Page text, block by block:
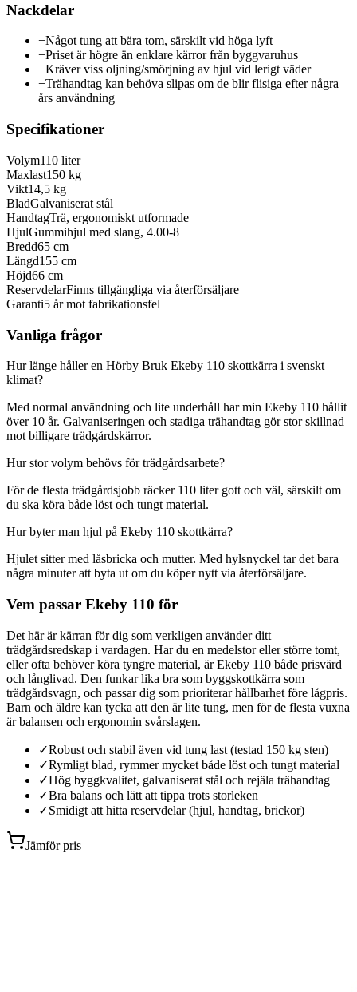
Nackdelar
−Något tung att bära tom, särskilt vid höga lyft
−Priset är högre än enklare kärror från byggvaruhus
−Kräver viss oljning/smörjning av hjul vid lerigt väder
−Trähandtag kan behöva slipas om de blir flisiga efter några
års användning
Specifikationer
Volym110 liter
Maxlast150 kg
Vikt14,5 kg
BladGalvaniserat stål
HandtagTrä, ergonomiskt utformade
HjulGummihjul med slang, 4.00-8
Bredd65 cm
Längd155 cm
Höjd66 cm
ReservdelarFinns tillgängliga via återförsäljare
Garanti5 år mot fabrikationsfel
Vanliga frågor
Hur länge håller en Hörby Bruk Ekeby 110 skottkärra i svenskt
klimat?
Med normal användning och lite underhåll har min Ekeby 110 hållit
över 10 år. Galvaniseringen och stadiga trähandtag gör stor skillnad
mot billigare trädgårdskärror.
Hur stor volym behövs för trädgårdsarbete?
För de flesta trädgårdsjobb räcker 110 liter gott och väl, särskilt om
du ska köra både löst och tungt material.
Hur byter man hjul på Ekeby 110 skottkärra?
Hjulet sitter med låsbricka och mutter. Med hylsnyckel tar det bara
några minuter att byta ut om du köper nytt via återförsäljare.
Vem passar Ekeby 110 för
Det här är kärran för dig som verkligen använder ditt
trädgårdsredskap i vardagen. Har du en medelstor eller större tomt,
eller ofta behöver köra tyngre material, är Ekeby 110 både prisvärd
och långlivad. Den funkar lika bra som byggskottkärra som
trädgårdsvagn, och passar dig som prioriterar hållbarhet före lågpris.
Barn och äldre kan tycka att den är lite tung, men för de flesta vuxna
är balansen och ergonomin svårslagen.
✓Robust och stabil även vid tung last (testad 150 kg sten)
✓Rymligt blad, rymmer mycket både löst och tungt material
✓Hög byggkvalitet, galvaniserat stål och rejäla trähandtag
✓Bra balans och lätt att tippa trots storleken
✓Smidigt att hitta reservdelar (hjul, handtag, brickor)
Jämför pris